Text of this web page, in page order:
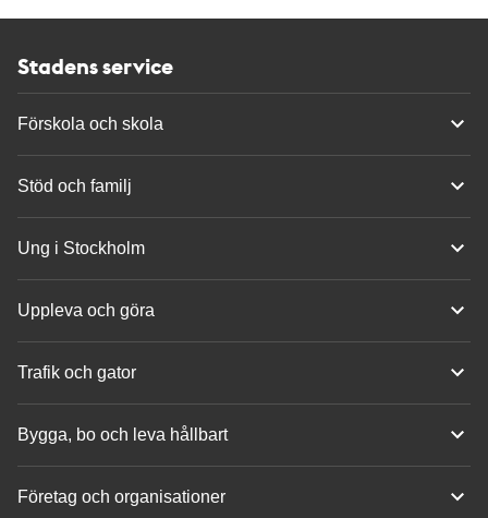
Stadens service
Förskola och skola
Stöd och familj
Ung i Stockholm
Uppleva och göra
Trafik och gator
Bygga, bo och leva hållbart
Företag och organisationer